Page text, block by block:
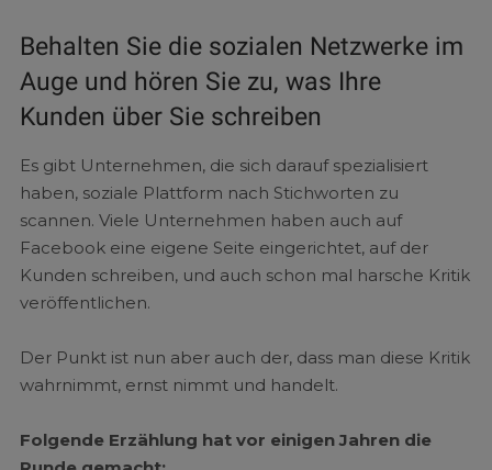
Behalten Sie die sozialen Netzwerke im
Auge und hören Sie zu, was Ihre
Kunden über Sie schreiben
Es gibt Unternehmen, die sich darauf spezialisiert
haben, soziale Plattform nach Stichworten zu
scannen. Viele Unternehmen haben auch auf
Facebook eine eigene Seite eingerichtet, auf der
Kunden schreiben, und auch schon mal harsche Kritik
veröffentlichen.
Der Punkt ist nun aber auch der, dass man diese Kritik
wahrnimmt, ernst nimmt und handelt.
Folgende Erzählung hat vor einigen Jahren die